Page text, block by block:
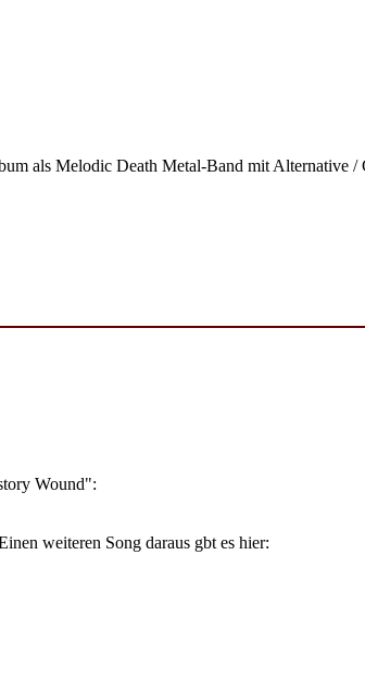
als Melodic Death Metal-Band mit Alternative /
Wound":
weiteren Song daraus gbt es hier: